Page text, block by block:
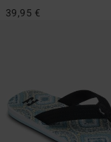
39,95 €